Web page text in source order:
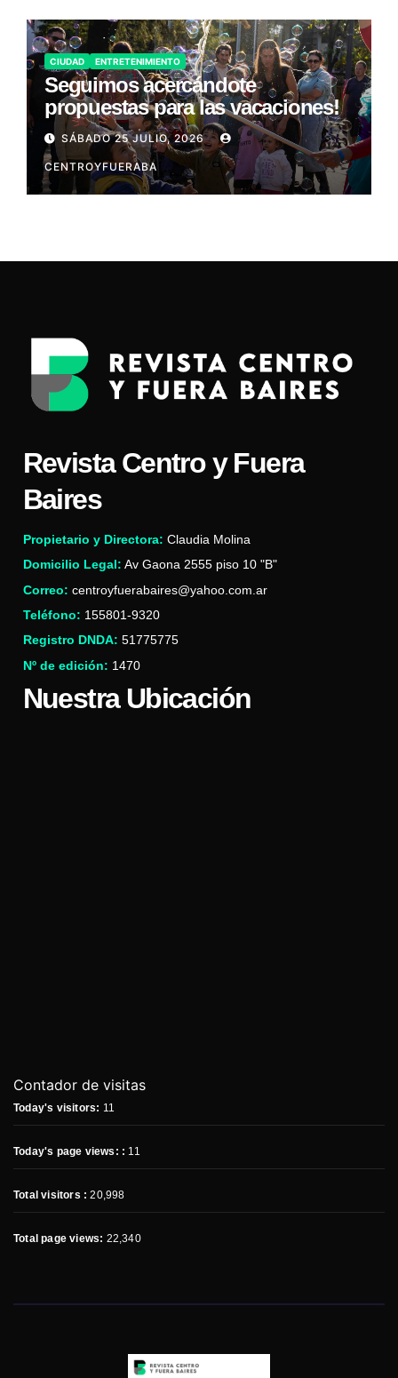
CIUDAD ENTRETENIMIENTO
Seguimos acercándote
propuestas para las vacaciones!
SÁBADO 25 JULIO, 2026
CENTROYFUERABA
Revista Centro y Fuera
Baires
Propietario y Directora: Claudia Molina
Domicilio Legal: Av Gaona 2555 piso 10 "B"
Correo: centroyfuerabaires@yahoo.com.ar
Teléfono: 155801-9320
Registro DNDA: 51775775
Nº de edición: 1470
Nuestra Ubicación
Contador de visitas
Today's visitors: 11
Today's page views: : 11
Total visitors :20,998
Total page views: 22,340